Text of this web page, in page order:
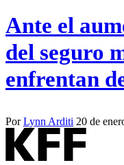
Ante el
del seguro
enfrentan
PorLynn Arditi 20 de